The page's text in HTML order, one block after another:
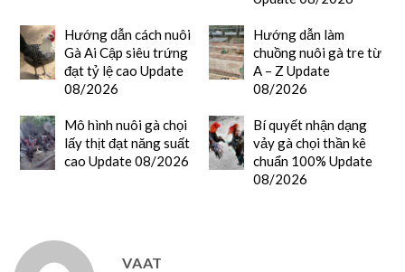
Hướng dẫn cách nuôi
Gà Ai Cập siêu trứng
đạt tỷ lệ cao Update
08/2026
Hướng dẫn làm
chuồng nuôi gà tre từ
A – Z Update
08/2026
Mô hình nuôi gà chọi
lấy thịt đạt năng suất
cao Update 08/2026
Bí quyết nhận dạng
vảy gà chọi thần kê
chuẩn 100% Update
08/2026
VAAT